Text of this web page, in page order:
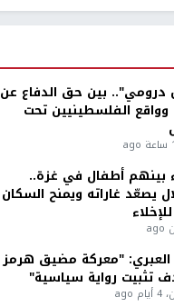
درومي".. بين حق الدفاع عن
الفلسطينيين تحت
بينهم أطفال في غزة..
يصعّد غاراته ويمنح السكان
العبري: "معركة مضيق هرمز
تثبيت رواية سياسية"